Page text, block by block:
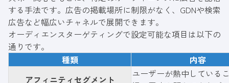
する手法です。広告の掲載場所に制限がなく、GDNや検索
広告など幅広いチャネルで展開できます。
オーディエンスターゲティングで設定可能な項目は以下の
通りです。
種類
内容
アフィニティセグメント
ユーザーが熱中している